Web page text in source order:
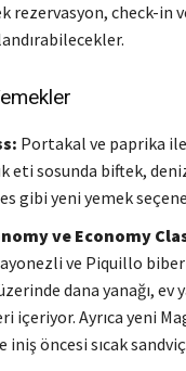
rezervasyon, check-in
Portakal ve paprika
eti sosunda biftek,
gibi yeni yemek
ve Economy
ve Piquillo
dana yanağı, ev
içeriyor. Ayrıca yeni
iniş öncesi sıcak